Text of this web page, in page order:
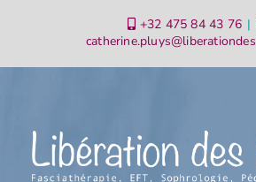
+32 475 84 43 76 |